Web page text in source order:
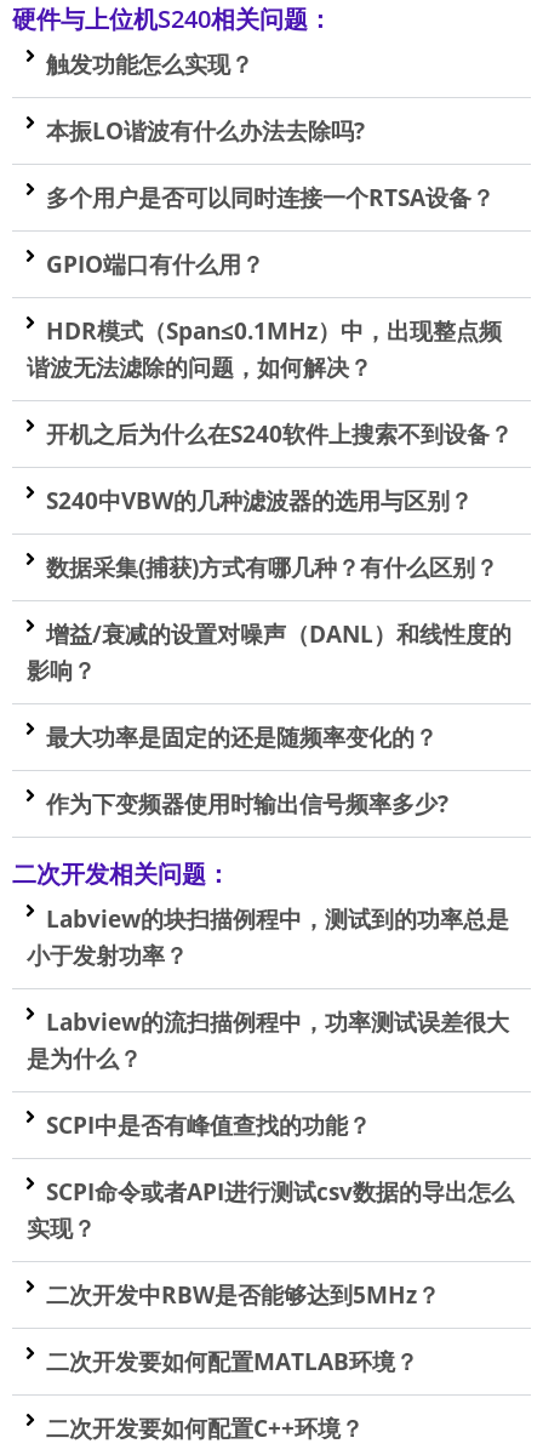
硬件与上位机S240相关问题：
触发功能怎么实现？
本振LO谐波有什么办法去除吗?
多个用户是否可以同时连接一个RTSA设备？
GPIO端口有什么用？
HDR模式（Span≤0.1MHz）中，出现整点频
谐波无法滤除的问题，如何解决？
开机之后为什么在S240软件上搜索不到设备？
S240中VBW的几种滤波器的选用与区别？
数据采集(捕获)方式有哪几种？有什么区别？
增益/衰减的设置对噪声（DANL）和线性度的
影响？
最大功率是固定的还是随频率变化的？
作为下变频器使用时输出信号频率多少?
二次开发相关问题：
Labview的块扫描例程中，测试到的功率总是
小于发射功率？
Labview的流扫描例程中，功率测试误差很大
是为什么？
SCPI中是否有峰值查找的功能？
SCPI命令或者API进行测试csv数据的导出怎么
实现？
二次开发中RBW是否能够达到5MHz？
二次开发要如何配置MATLAB环境？
二次开发要如何配置C++环境？